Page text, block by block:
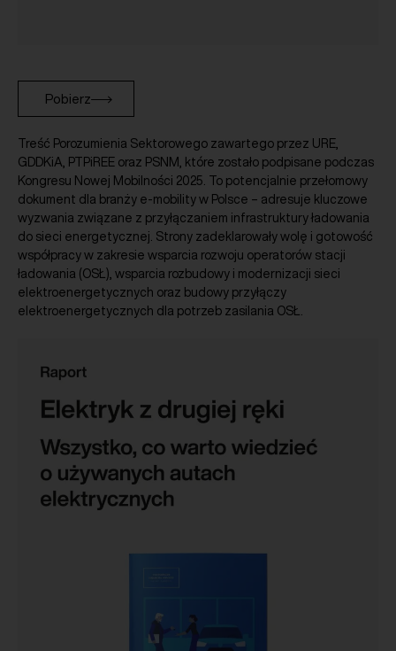
Pobierz
Treść Porozumienia Sektorowego zawartego przez URE,
GDDKiA, PTPiREE oraz PSNM, które zostało podpisane podczas
Kongresu Nowej Mobilności 2025. To potencjalnie przełomowy
dokument dla branży e-mobility w Polsce – adresuje kluczowe
wyzwania związane z przyłączaniem infrastruktury ładowania
do sieci energetycznej. Strony zadeklarowały wolę i gotowość
współpracy w zakresie wsparcia rozwoju operatorów stacji
ładowania (OSŁ), wsparcia rozbudowy i modernizacji sieci
elektroenergetycznych oraz budowy przyłączy
elektroenergetycznych dla potrzeb zasilania OSŁ.